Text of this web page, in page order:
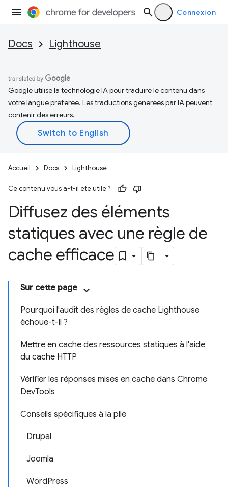
Connexion
Docs Lighthouse
Google utilise la technologie IA pour traduire le contenu dans
votre langue préférée. Les traductions générées par IA peuvent
contenir des erreurs.
Accueil Docs Lighthouse
Ce contenu vous a-t-il été utile ?
Diffusez des éléments
statiques avec une règle de
cache efficace
Sur cette page
Pourquoi l'audit des règles de cache Lighthouse
échoue-t-il ?
Mettre en cache des ressources statiques à l'aide
du cache HTTP
Vérifier les réponses mises en cache dans Chrome
DevTools
Conseils spécifiques à la pile
Drupal
Joomla
WordPress